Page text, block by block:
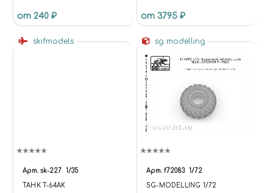
#E13 #02203) + WHEELS MASKS
от 240 ₽ от 3795 ₽
skifmodels
Арт. sk-227 1/35
ТАНК T-64AK
sg modelling
Арт. f72083 1/72
SG-MODELLING 1/72